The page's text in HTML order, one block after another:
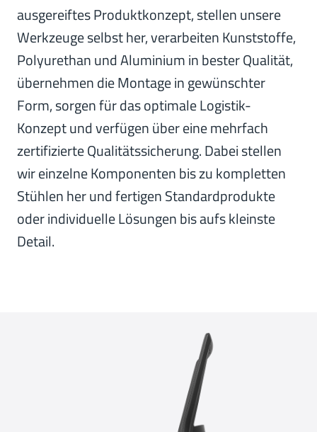
ausgereiftes Produktkonzept, stellen unsere
Werkzeuge selbst her, verarbeiten Kunststoffe,
Polyurethan und Aluminium in bester Qualität,
übernehmen die Montage in gewünschter
Form, sorgen für das optimale Logistik-
Konzept und verfügen über eine mehrfach
zertifizierte Qualitätssicherung. Dabei stellen
wir einzelne Komponenten bis zu kompletten
Stühlen her und fertigen Standardprodukte
oder individuelle Lösungen bis aufs kleinste
Detail.